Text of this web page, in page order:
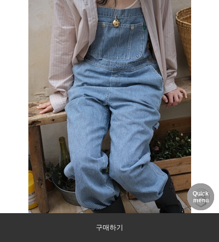
구매하기
NOTICE
MY PAGE
DELIVERY
Quick
menu